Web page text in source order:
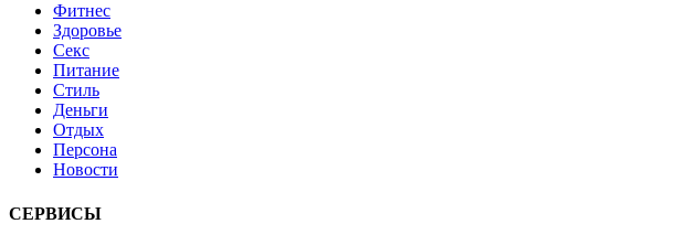
Фитнес
Здоровье
Секс
Питание
Стиль
Деньги
Отдых
Персона
Новости
СЕРВИСЫ